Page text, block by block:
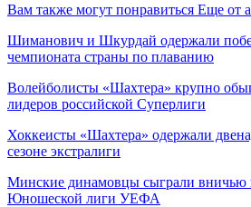
Вам также могут понравиться Еще от
Шиманович и Шкурдай одержали
чемпионата страны по плаванию
Волейболисты «Шахтера» крупно
лидеров российской Суперлиги
Хоккеисты «Шахтера» одержали
сезоне экстралиги
Минские динамовцы сыграли вничью
Юношеской лиги УЕФА